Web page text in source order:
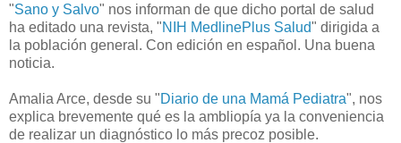
"Sano y Salvo" nos informan de que dicho portal de salud
ha editado una revista, "NIH MedlinePlus Salud" dirigida a
la población general. Con edición en español. Una buena
noticia.
Amalia Arce, desde su "Diario de una Mamá Pediatra", nos
explica brevemente qué es la ambliopía ya la conveniencia
de realizar un diagnóstico lo más precoz posible.